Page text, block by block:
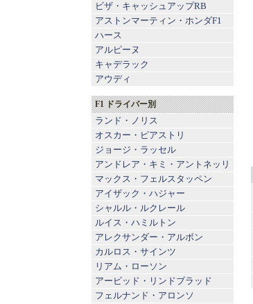
ビザ・キャッシュアップRB
アストンマーティン ・ ホンダF1
ハース
アルピーヌ
キャデラック
アウディ
F1 ドライバー別
ランド・ノリス
オスカー・ピアストリ
ジョージ・ラッセル
アンドレア・キミ・アントネッリ
マックス・フェルスタッペン
アイザック・ハジャー
シャルル・ルクレール
ルイス・ハミルトン
アレクサンダー・アルボン
カルロス・サインツ
リアム・ローソン
アービッド・リンドブラッド
フェルナンド・アロンソ